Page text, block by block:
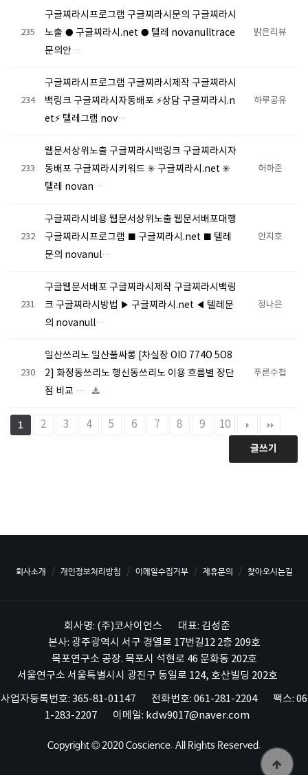
235
구글찌라시프로그램 구글찌라시문의 구글찌라시
노출 ● 구글찌라시.net ● 텔레 novanulltrace
문의안…
밝은리뷰
234
구글찌라시프로그램 구글찌라시제작 구글찌라시
백링크 구글찌라시자동배포 ⚡상담 구글찌라시.n
et⚡ 텔레그램 nov…
하루공유
233
웹문서상위노출 구글찌라시백링크 구글찌라시자
동배포 구글찌라시키워드 ✳️ 구글찌라시.net ✳️
텔레 novan…
허하준
232
구글찌라시비용 웹문서상위노출 웹문서배포대행
구글찌라시프로그램 ■ 구글찌라시.net ■ 텔레
문의 novanul…
안지호
231
구글웹문서배포 구글찌라시제작 구글찌라시백링
크 구글찌라시방법 ▶ 구글찌라시.net ◀ 텔레문
의 novanull…
정나은
230
일산쓰리노 일산풀싸롱 [차실장 OlO 774O 5O8
2] 화정동쓰리노 행신동쓰리노 이용 흐름별 장단
점 비교 …
푸른수첩
1 2 3 4 5 6 7 8 9 10
글쓰기
회사소개 개인정보처리방침 이메일수집거부 제휴문의 찾아오시는길
회사명: (주)코사이언스
대표: 김성준
본사: 광주광역시 서구 경열로 17번길12 2층 209호
목포연구소 공장. 목포시 석현로 46 문화동 202호
서울연구소 서울특별시시 광진구 동일로 124, 호산빌딩 202호
사업자등록번호: 365-81-01147
전화번호: 061-281-2204
팩스: 06
1-283-2207
이메일: kdw9017@naver.com
Copyright © 2020 Coscience. All Rights Reserved.